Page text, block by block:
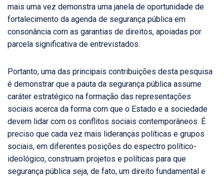
mais uma vez demonstra uma janela de oportunidade de
fortalecimento da agenda de segurança pública em
consonância com as garantias de direitos, apoiadas por
parcela significativa de entrevistados.
Portanto, uma das principais contribuições desta pesquisa
é demonstrar que a pauta da segurança pública assume
caráter estratégico na formação das representações
sociais acerca da forma com que o Estado e a sociedade
devem lidar com os conflitos sociais contemporâneos. É
preciso que cada vez mais lideranças políticas e grupos
sociais, em diferentes posições do espectro político-
ideológico, construam projetos e políticas para que
segurança pública seja, de fato, um direito fundamental e